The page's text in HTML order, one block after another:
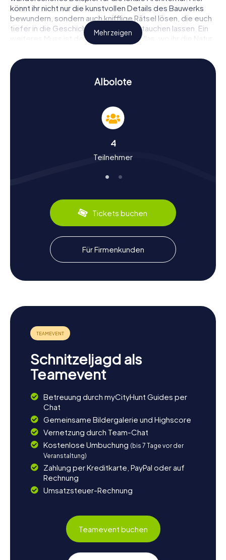
könnt ihr nicht nur die kunstvollen Details des Bauwerks
bewundern, sondern auch knifflige Rätsel lösen, die euch
tiefer in die Geschichte der Stadt eintauchen lassen. Ein
weiteres Muss ist der Parque del Cubillas, wo ihr die Natur
Flora und Fauna testen könnt. Vergesst nicht, auch den
Plaza de España zu besuchen, ein zentraler Punkt der
Stadt, der euch mit seiner lebhaften Atmosphäre und den
umliegenden Cafés verzaubern wird.
Geschichte und Kultur auf der Schnitzeljagd in
Albolote teilnehmt, werdet ihr nicht nur die
Sehenswürdigkeiten der Stadt erkunden, sondern auch
Albolote hat eine lange und faszinierende Vergangenheit,
dass die Stadt einst ein wichtiger Handelspunkt war?
Diese und viele weitere interessante Fakten erwarten
euch auf der Schnitzeljagd. Zudem könnt ihr in Albolote
die lokale Küche probieren, die für ihre köstlichen Tapas
bekannt ist. Verpasst nicht die Gelegenheit, diese
kulinarischen Spezialitäten zu genießen, während ihr die
Stadt erkundet.
Erkundungen nach der Schnitzeljagd in Albolote
die Umgebung viele weitere Möglichkeiten zur
Erkundung. Ein Ausflug in die nahegelegene Stadt
Granada ist eine hervorragende Idee, um die berühmte
Alhambra zu besuchen, ein beeindruckendes Beispiel
auch die Sierra de Huétor erkunden, ein wunderschönes
Naturschutzgebiet, das ideal für Wanderungen und
Picknicks ist. In Albolote selbst könnt ihr den Tag in einem
lassen und die Eindrücke eurer Schnitzeljagd Revue
passieren lassen. Lasst euch von der Vielfalt und dem
Charme dieser Stadt verzaubern!
Mehr zeigen
Albolote
4
Teilnehmer
Tickets buchen
Für Firmenkunden
Schnitzeljagd als
Teamevent
Betreuung durch myCityHunt Guides per
Chat
Gemeinsame Bildergalerie und Highscore
Vernetzung durch Team-Chat
Kostenlose Umbuchung (bis 7 Tage vor der
Veranstaltung)
Zahlung per Kreditkarte, PayPal oder auf
Rechnung
Umsatzsteuer-Rechnung
Teamevent buchen